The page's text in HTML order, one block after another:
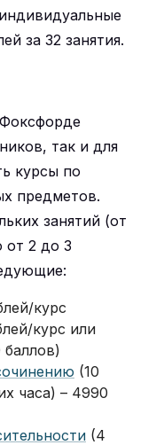
за 32 занятия.
так и для
курсы по
предметов.
занятий (от
от 2 до 3
курс
курс или
(10
часа) – 4990
(4